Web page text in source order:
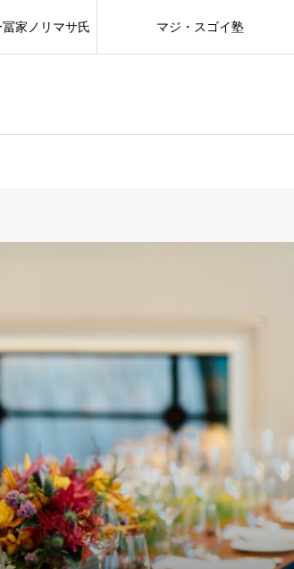
家ノリマサ氏 マジ・スゴイ塾